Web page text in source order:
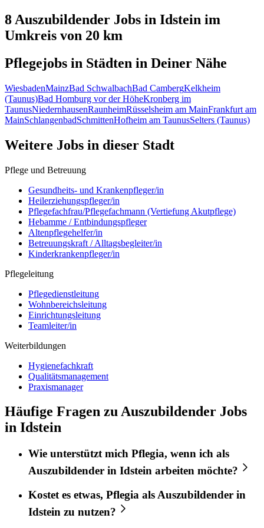
8 Auszubildender Jobs in Idstein im
Umkreis von 20 km
Pflegejobs in Städten in Deiner Nähe
WiesbadenMainzBad SchwalbachBad CambergKelkheim
(Taunus)Bad Homburg vor der HöheKronberg im
TaunusNiedernhausenRaunheimRüsselsheim am MainFrankfurt am
MainSchlangenbadSchmittenHofheim am TaunusSelters (Taunus)
Weitere Jobs in dieser Stadt
Pflege und Betreuung
Gesundheits- und Krankenpfleger/in
Heilerziehungspfleger/in
Pflegefachfrau/Pflegefachmann (Vertiefung Akutpflege)
Hebamme / Entbindungspfleger
Altenpflegehelfer/in
Betreuungskraft / Alltagsbegleiter/in
Kinderkrankenpfleger/in
Pflegeleitung
Pflegedienstleitung
Wohnbereichsleitung
Einrichtungsleitung
Teamleiter/in
Weiterbildungen
Hygienefachkraft
Qualitätsmanagement
Praxismanager
Häufige Fragen zu Auszubildender Jobs
in Idstein
Wie unterstützt mich Pflegia, wenn ich als
Auszubildender in Idstein arbeiten möchte?
Kostet es etwas, Pflegia als Auszubildender in
Idstein zu nutzen?